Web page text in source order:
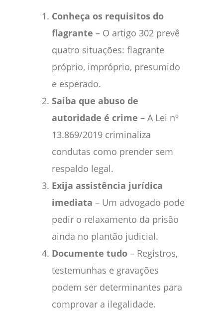
Conheça os requisitos do
flagrante – O artigo 302 prevê
quatro situações: flagrante
próprio, impróprio, presumido
e esperado.
Saiba que abuso de
autoridade é crime – A Lei nº
13.869/2019 criminaliza
condutas como prender sem
respaldo legal.
Exija assistência jurídica
imediata – Um advogado pode
pedir o relaxamento da prisão
ainda no plantão judicial.
Documente tudo – Registros,
testemunhas e gravações
podem ser determinantes para
comprovar a ilegalidade.